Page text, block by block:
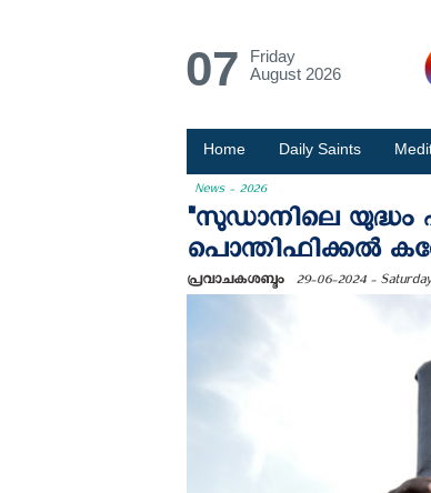
07
Friday
August 2026
Home Daily Saints
News - 2026
"സുഡാനിലെ യുദ്ധം
പൊന്തിഫിക്കൽ
പ്രവാചകശബ്ദം 29-06-2024 - Saturday